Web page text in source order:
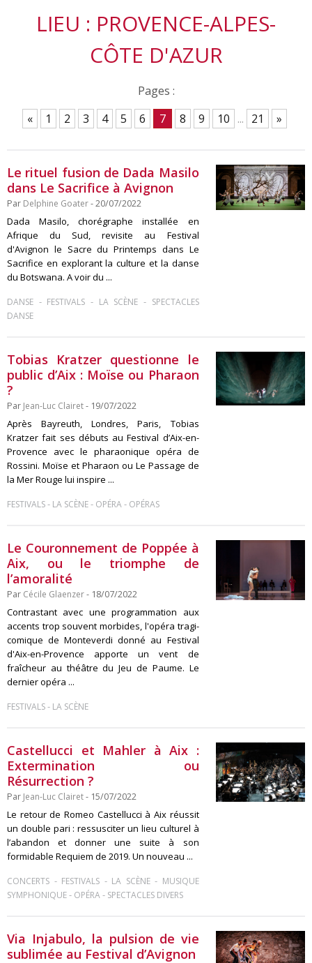
LIEU : PROVENCE-ALPES-
CÔTE D'AZUR
Pages :
«
1 2 3 4 5 6 7 8 9 10 ... 21 »
Le rituel fusion de Dada Masilo
dans Le Sacrifice à Avignon
Par Delphine Goater- 20/07/2022
Dada Masilo, chorégraphe installée en
Afrique du Sud, revisite au Festival
d'Avignon le Sacre du Printemps dans Le
Sacrifice en explorant la culture et la danse
du Botswana. A voir du ...
DANSE - FESTIVALS - LA SCÈNE - SPECTACLES
DANSE
Tobias Kratzer questionne le
public d’Aix : Moïse ou Pharaon
?
Par Jean-Luc Clairet- 19/07/2022
Après Bayreuth, Londres, Paris, Tobias
Kratzer fait ses débuts au Festival d’Aix-en-
Provence avec le pharaonique opéra de
Rossini. Moïse et Pharaon ou Le Passage de
la Mer Rouge lui inspire ...
FESTIVALS- LA SCÈNE- OPÉRA- OPÉRAS
Le Couronnement de Poppée à
Aix, ou le triomphe de
l’amoralité
Par Cécile Glaenzer- 18/07/2022
Contrastant avec une programmation aux
accents trop souvent morbides, l'opéra tragi-
comique de Monteverdi donné au Festival
d'Aix-en-Provence apporte un vent de
fraîcheur au théâtre du Jeu de Paume. Le
dernier opéra ...
FESTIVALS- LA SCÈNE
Castellucci et Mahler à Aix :
Extermination ou
Résurrection ?
Par Jean-Luc Clairet- 15/07/2022
Le retour de Romeo Castellucci à Aix réussit
un double pari : ressusciter un lieu culturel à
l’abandon et donner une suite à son
formidable Requiem de 2019. Un nouveau ...
CONCERTS - FESTIVALS - LA SCÈNE- MUSIQUE
SYMPHONIQUE- OPÉRA- SPECTACLES DIVERS
Via Injabulo, la pulsion de vie
sublimée au Festival d’Avignon